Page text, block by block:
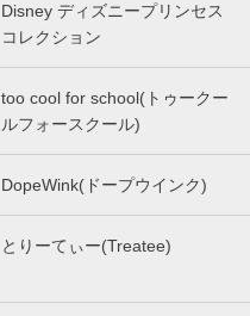
Disney ディズニープリンセス
コレクション
too cool for school(トゥークー
ルフォースクール)
DopeWink(ドープウインク)
とりーてぃー(Treatee)